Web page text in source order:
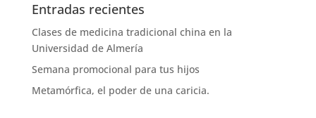
Entradas recientes
Clases de medicina tradicional china en la
Universidad de Almería
Semana promocional para tus hijos
Metamórfica, el poder de una caricia.